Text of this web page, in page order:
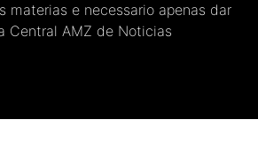
materias e necessario apenas dar
Central AMZ de Noticias